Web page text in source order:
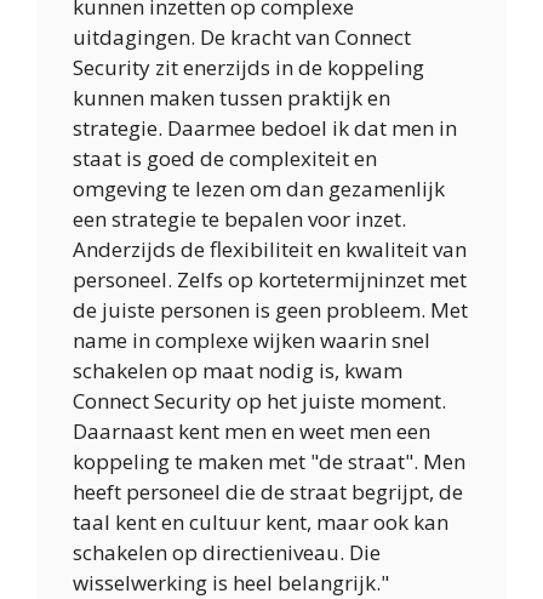
kunnen inzetten op complexe
uitdagingen. De kracht van Connect
Security zit enerzijds in de koppeling
kunnen maken tussen praktijk en
strategie. Daarmee bedoel ik dat men in
staat is goed de complexiteit en
omgeving te lezen om dan gezamenlijk
een strategie te bepalen voor inzet.
Anderzijds de flexibiliteit en kwaliteit van
personeel. Zelfs op kortetermijninzet met
de juiste personen is geen probleem. Met
name in complexe wijken waarin snel
schakelen op maat nodig is, kwam
Connect Security op het juiste moment.
Daarnaast kent men en weet men een
koppeling te maken met "de straat". Men
heeft personeel die de straat begrijpt, de
taal kent en cultuur kent, maar ook kan
schakelen op directieniveau. Die
wisselwerking is heel belangrijk."